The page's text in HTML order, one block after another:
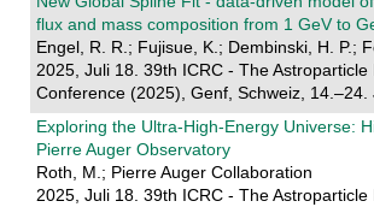
flux and mass composition from 1 GeV to
Engel, R. R.; Fujisue, K.; Dembinski, H. P.;
2025, Juli 18. 39th ICRC - The Astroparticle
Conference (2025), Genf, Schweiz, 14.–24.
Exploring the Ultra-High-Energy Universe:
Pierre Auger Observatory
Roth, M.; Pierre Auger Collaboration
2025, Juli 18. 39th ICRC - The Astroparticle